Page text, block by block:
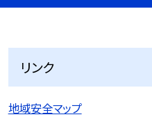
リンク
地域安全マップ